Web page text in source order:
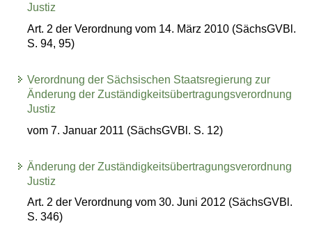
Justiz
Art. 2 der Verordnung vom 14. März 2010 (SächsGVBl.
S. 94, 95)
Verordnung der Sächsischen Staatsregierung zur
Änderung der Zuständigkeitsübertragungsverordnung
Justiz
vom 7. Januar 2011 (SächsGVBl. S. 12)
Änderung der Zuständigkeitsübertragungsverordnung
Justiz
Art. 2 der Verordnung vom 30. Juni 2012 (SächsGVBl.
S. 346)